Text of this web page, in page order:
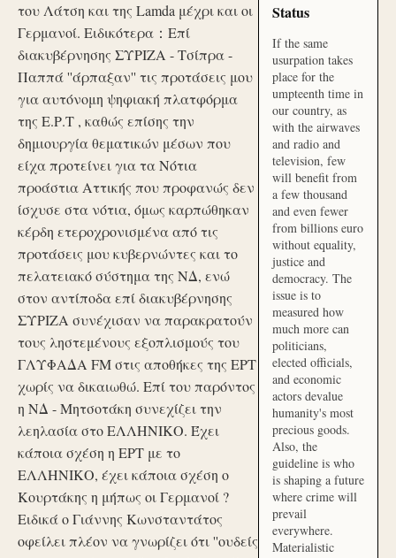
του Λάτση και της Lamda μέχρι και οι
Γερμανοί. Ειδικότερα：Επί
διακυβέρνησης ΣΥΡΙΖΑ - Τσίπρα -
Παππά ''άρπαξαν'' τις προτάσεις μου
για αυτόνομη ψηφιακή πλατφόρμα
της Ε.Ρ.Τ , καθώς επίσης την
δημιουργία θεματικών μέσων που
είχα προτείνει για τα Νότια
προάστια Αττικής που προφανώς δεν
ίσχυσε στα νότια, όμως καρπώθηκαν
κέρδη ετεροχρονισμένα από τις
προτάσεις μου κυβερνώντες και το
πελατειακό σύστημα της ΝΔ, ενώ
στον αντίποδα επί διακυβέρνησης
ΣΥΡΙΖΑ συνέχισαν να παρακρατούν
τους ληστεμένους εξοπλισμούς του
ΓΛΥΦΑΔΑ FM στις αποθήκες της ΕΡΤ
χωρίς να δικαιωθώ. Επί του παρόντος
η ΝΔ - Μητσοτάκη συνεχίζει την
λεηλασία στο ΕΛΛΗΝΙΚΟ. Έχει
κάποια σχέση η ΕΡΤ με το
ΕΛΛΗΝΙΚΟ, έχει κάποια σχέση ο
Κουρτάκης η μήπως οι Γερμανοί ?
Ειδικά ο Γιάννης Κωνσταντάτος
οφείλει πλέον να γνωρίζει ότι ''ουδείς
Status
If the same
usurpation takes
place for the
umpteenth time in
our country, as
with the airwaves
and radio and
television, few
will benefit from
a few thousand
and even fewer
from billions euro
without equality,
justice and
democracy. The
issue is to
measured how
much more can
politicians,
elected officials,
and economic
actors devalue
humanity's most
precious goods.
Also, the
guideline is who
is shaping a future
where crime will
prevail
everywhere.
Materialistic